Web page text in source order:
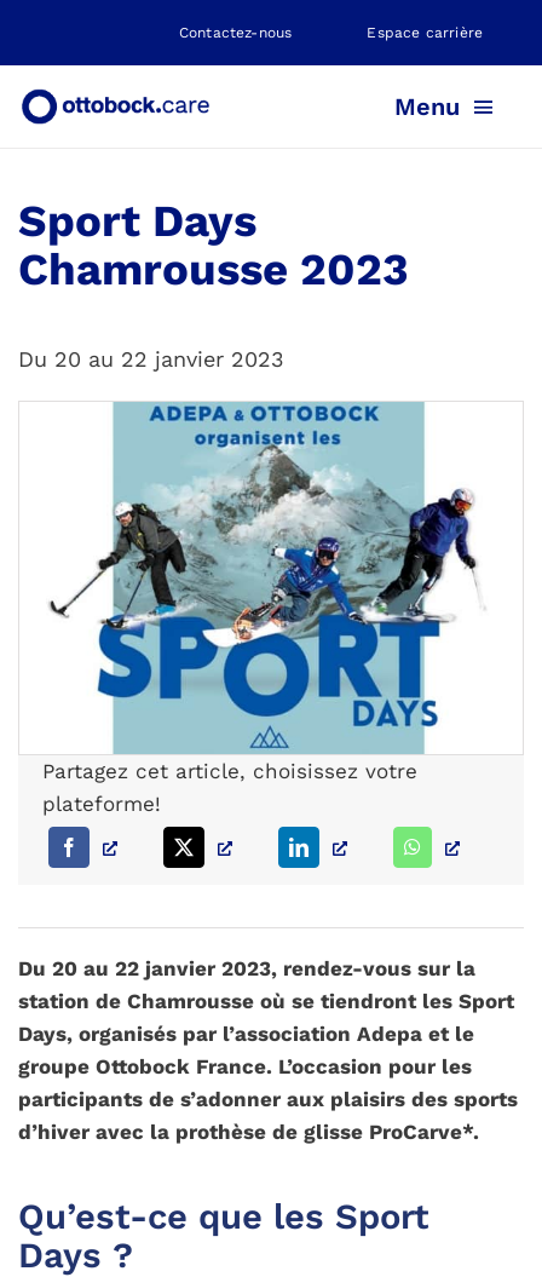
Contactez-nous Espace carrière
Menu
PROTHÈSE
ORTHÈSE
POSITIONNEMENT
NOS AGENCES
PARCOURS PATIENT
NOTRE RÉSEAU
Sport Days
Chamrousse 2023
Du 20 au 22 janvier 2023
Partagez cet article, choisissez votre
plateforme!
Du 20 au 22 janvier 2023, rendez-vous sur la
station de Chamrousse où se tiendront les Sport
Days, organisés par l’association Adepa et le
groupe Ottobock France. L’occasion pour les
participants de s’adonner aux plaisirs des sports
d’hiver avec la prothèse de glisse ProCarve*.
Qu’est-ce que les Sport
Days ?